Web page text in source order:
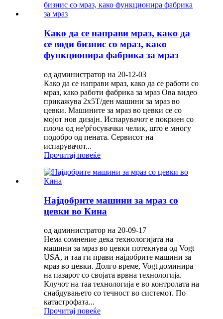
Како да се направи мраз, како да
се води бизнис со мраз, како
функционира фабрика за мраз
од администратор на 20-12-03
Како да се направи мраз, како да се работи со
мраз, како работи фабрика за мраз Ова видео
прикажува 2x5T/ден машини за мраз во
цевки. Машините за мраз во цевки се со
мојот нов дизајн. Испарувачот е покриен со
плоча од не'рѓосувачки челик, што е многу
подобро од пената. Сервисот на
испарувачот...
Прочитај повеќе
Најдобрите машини за мраз со
цевки во Кина
од администратор на 20-09-17
Нема сомнение дека технологијата на
машини за мраз во цевки потекнува од Vogt
USA, и таа ги прави најдобрите машини за
мраз во цевки. Долго време, Vogt доминира
на пазарот со својата врвна технологија.
Клучот на таа технологија е во контролата на
снабдувањето со течност во системот. По
катастрофата...
Прочитај повеќе